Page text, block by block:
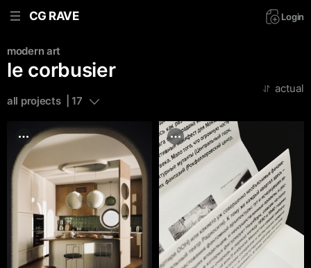
CG RAVE Login
modern art
le corbusier
all projects  | 17
actual